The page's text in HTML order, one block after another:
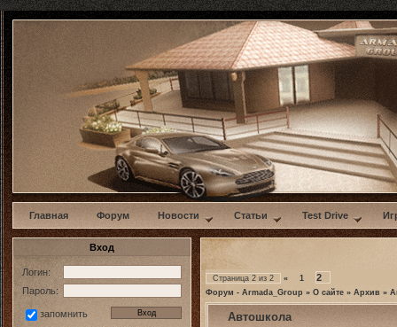
w
Главная Форум Новости Статьи Test Drive
Вход
Логин:
Пароль:
запомнить
Страница 2 из 2 « 1 2
Форум - Armada_Group » О сайте » Архив »
Автошкола